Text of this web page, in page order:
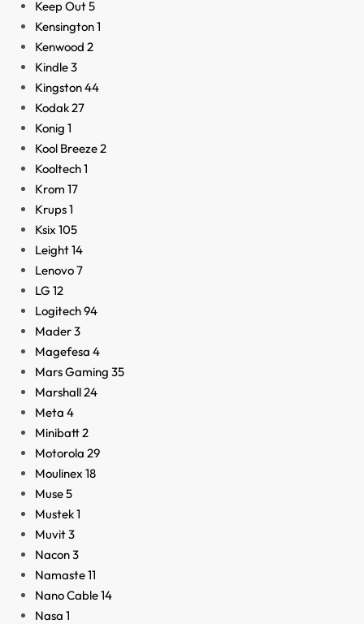
Keep Out5
Kensington1
Kenwood 2
Kindle3
Kingston44
Kodak27
Konig 1
Kool Breeze2
Kooltech1
Krom 17
Krups1
Ksix 105
Leight14
Lenovo7
LG 12
Logitech94
Mader3
Magefesa 4
Mars Gaming 35
Marshall24
Meta 4
Minibatt2
Motorola 29
Moulinex 18
Muse5
Mustek1
Muvit3
Nacon3
Namaste11
Nano Cable14
Nasa 1